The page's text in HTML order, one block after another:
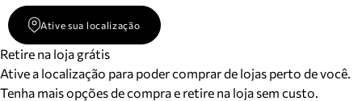
Ative sua localização
Retire na loja grátis
Ative a localização para poder comprar de lojas perto de você.
Tenha mais opções de compra e retire na loja sem custo.